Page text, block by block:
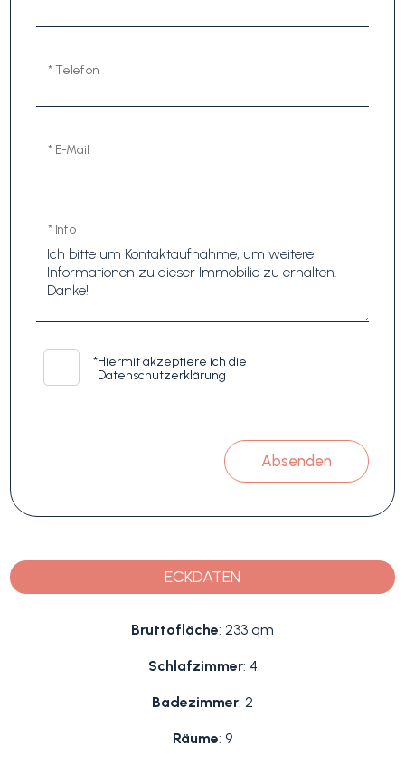
* Telefon
* E-Mail
* Info
*Hiermit akzeptiere ich die
Datenschutzerklärung
Absenden
ECKDATEN
Bruttofläche: 233 qm
Schlafzimmer: 4
Badezimmer: 2
Räume: 9